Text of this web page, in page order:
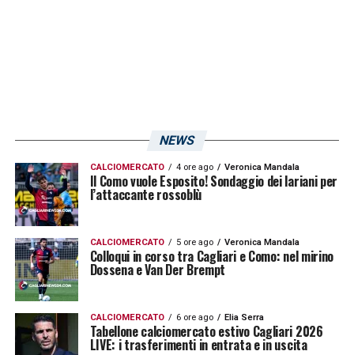
NEWS
CALCIOMERCATO 4 ore ago Veronica Mandala
Il Como vuole Esposito! Sondaggio dei lariani per
l’attaccante rossoblù
CALCIOMERCATO 5 ore ago Veronica Mandala
Colloqui in corso tra Cagliari e Como: nel mirino
Dossena e Van Der Brempt
CALCIOMERCATO 6 ore ago Elia Serra
Tabellone calciomercato estivo Cagliari 2026
LIVE: i trasferimenti in entrata e in uscita